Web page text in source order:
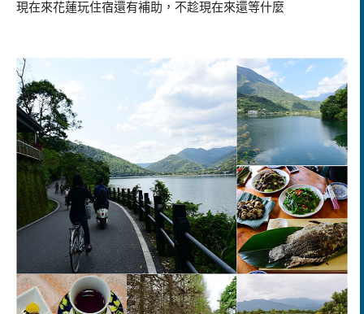
現在來花蓮玩住宿還有補助，不趁現在來還等什麼